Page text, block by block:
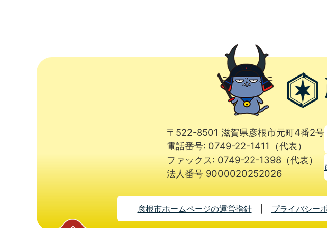
〒522-8501 滋賀県彦根市元町4番2号
電話番号: 0749-22-1411（代表）
ファックス: 0749-22-1398（代表）
法人番号 9000020252026
彦根市ホームページの運営指針 プライバシー